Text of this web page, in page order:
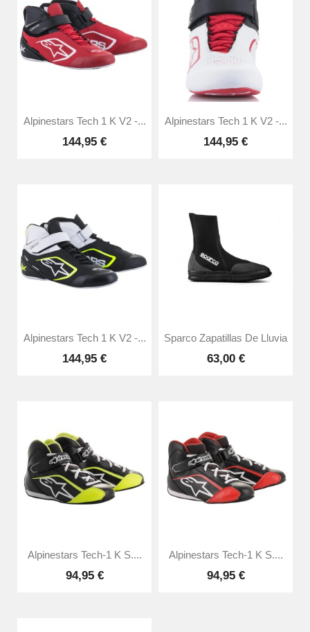
Alpinestars Tech 1 K V2 -...
144,95 €
Alpinestars Tech 1 K V2 -...
144,95 €
Alpinestars Tech 1 K V2 -...
144,95 €
Sparco Zapatillas De Lluvia
63,00 €
Alpinestars Tech-1 K S....
94,95 €
Alpinestars Tech-1 K S....
94,95 €